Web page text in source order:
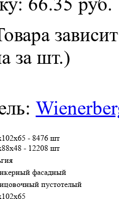
за шт.)
- 8476 шт
- 12208 шт
фасадный
пустотелый